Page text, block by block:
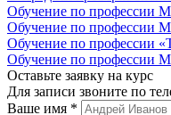
Обучение по профессии
Обучение по профессии
Обучение по профессии
Обучение по профессии
Оставьте заявку на курс
Для записи звоните по
Ваше имя *